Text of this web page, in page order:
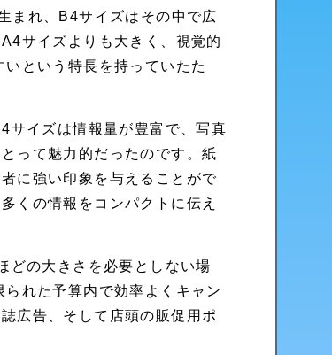
まれ、B4サイズはその中で広
サイズよりも大きく、視覚的
という特長を持っていたた
サイズは情報量が豊富で、写真
って魅力的だったのです。紙
に強い印象を与えることがで
くの情報をコンパクトに伝え
どの大きさを必要としない場
れた予算内で効率よくキャン
広告、そして店頭の販促用ポ